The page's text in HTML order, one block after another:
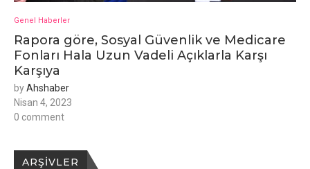
Genel Haberler
Rapora göre, Sosyal Güvenlik ve Medicare
Fonları Hala Uzun Vadeli Açıklarla Karşı
Karşıya
byAhshaber
Nisan 4, 2023
0 comment
ARŞIVLER